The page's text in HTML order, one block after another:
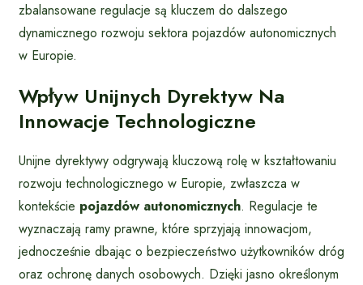
zbalansowane regulacje są kluczem do dalszego
dynamicznego rozwoju sektora pojazdów autonomicznych
w Europie.
Wpływ Unijnych Dyrektyw Na
Innowacje Technologiczne
Unijne dyrektywy odgrywają kluczową rolę w kształtowaniu
rozwoju technologicznego w Europie, zwłaszcza w
kontekście pojazdów autonomicznych. Regulacje te
wyznaczają ramy prawne, które sprzyjają innowacjom,
jednocześnie dbając o bezpieczeństwo użytkowników dróg
oraz ochronę danych osobowych. Dzięki jasno określonym